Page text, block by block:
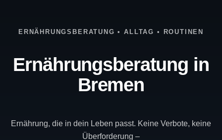
ERNÄHRUNGSBERATUNG • ALLTAG • ROUTINEN
Ernährungsberatung in
Bremen
Ernährung, die in dein Leben passt. Keine Verbote, keine
Überforderung –